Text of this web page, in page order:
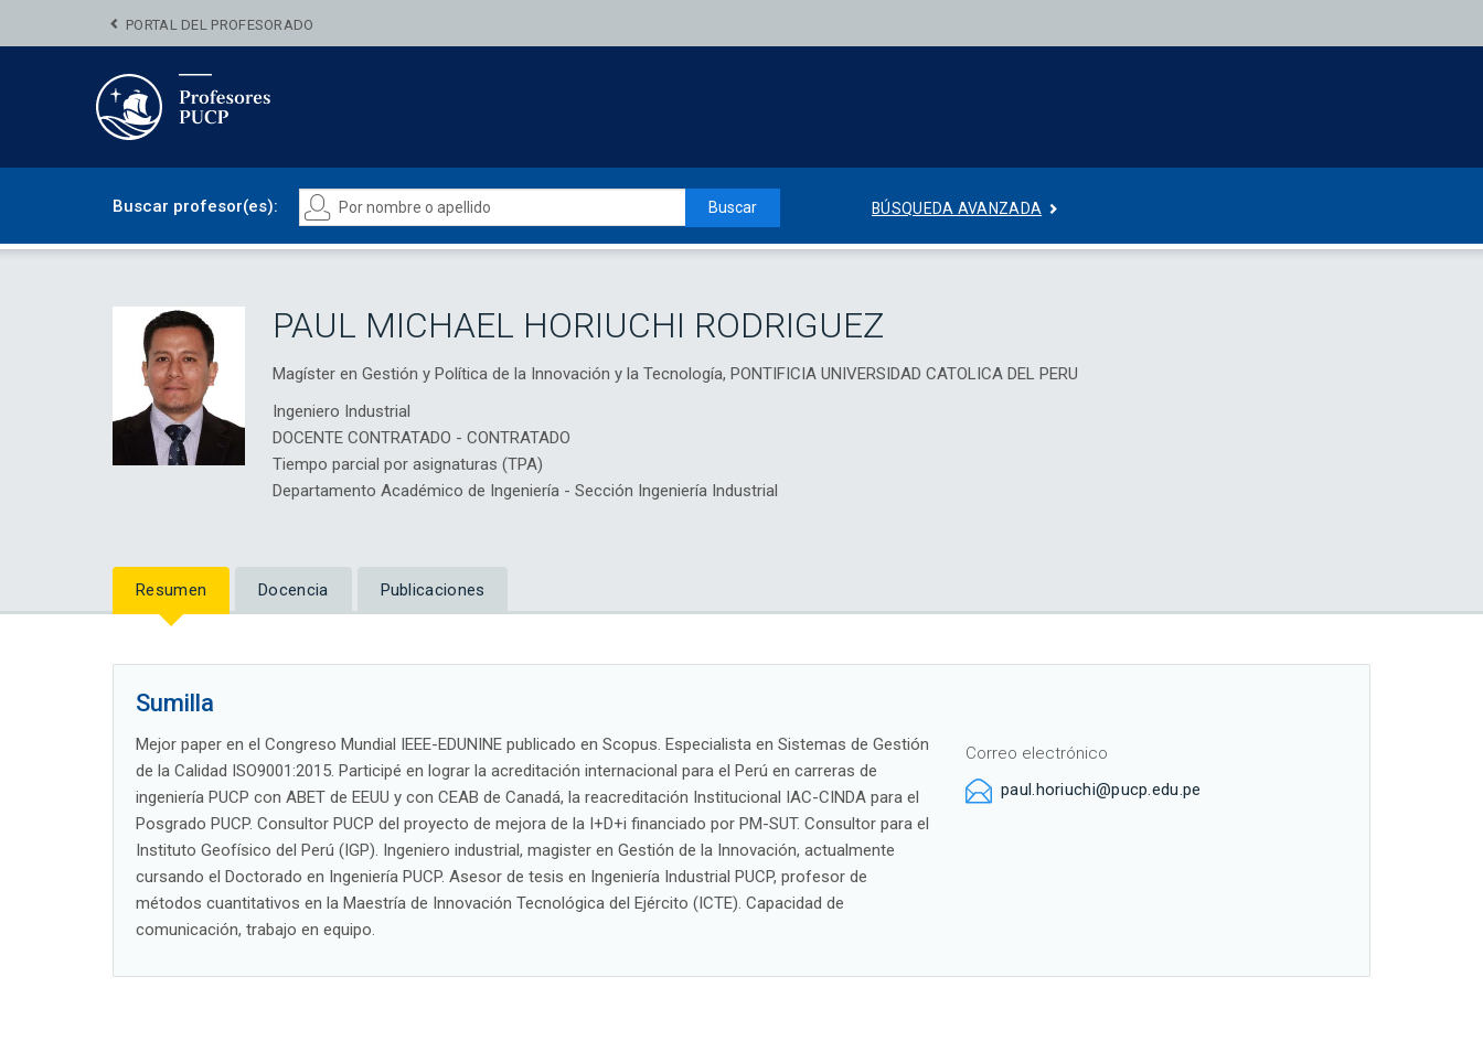
PORTAL DEL PROFESORADO
Buscar profesor(es): Buscar BÚSQUEDA AVANZADA
PAUL MICHAEL HORIUCHI RODRIGUEZ
Magíster en Gestión y Política de la Innovación y la Tecnología, PONTIFICIA UNIVERSIDAD CATOLICA DEL PERU
Ingeniero Industrial
DOCENTE CONTRATADO - CONTRATADO
Tiempo parcial por asignaturas (TPA)
Departamento Académico de Ingeniería - Sección Ingeniería Industrial
Resumen Docencia Publicaciones
Sumilla
Mejor paper en el Congreso Mundial IEEE-EDUNINE publicado en Scopus. Especialista en Sistemas de Gestión
de la Calidad ISO9001:2015. Participé en lograr la acreditación internacional para el Perú en carreras de
ingeniería PUCP con ABET de EEUU y con CEAB de Canadá, la reacreditación Institucional IAC-CINDA para el
Posgrado PUCP. Consultor PUCP del proyecto de mejora de la I+D+i financiado por PM-SUT. Consultor para el
Instituto Geofísico del Perú (IGP). Ingeniero industrial, magister en Gestión de la Innovación, actualmente
cursando el Doctorado en Ingeniería PUCP. Asesor de tesis en Ingeniería Industrial PUCP, profesor de
métodos cuantitativos en la Maestría de Innovación Tecnológica del Ejército (ICTE). Capacidad de
comunicación, trabajo en equipo.
Correo electrónico
paul.horiuchi@pucp.edu.pe